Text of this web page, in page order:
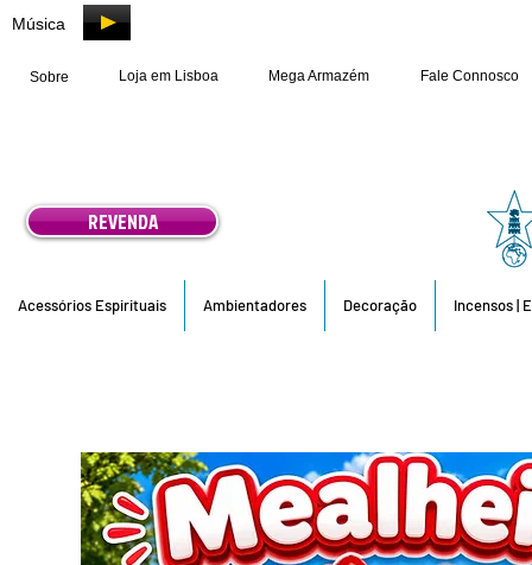
Música
Sobre Loja em Lisboa Mega Armazém Fale Connosco
REVENDA
Acessórios Espirituais Ambientadores Decoração Incensos |